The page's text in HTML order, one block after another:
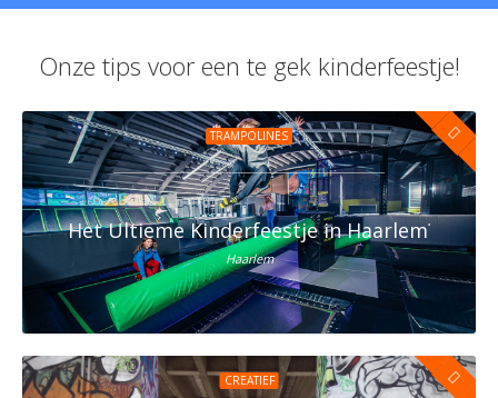
Onze tips voor een te gek kinderfeestje!
TRAMPOLINES
Het Ultieme Kinderfeestje in Haarlem? Vier
Haarlem
CREATIEF